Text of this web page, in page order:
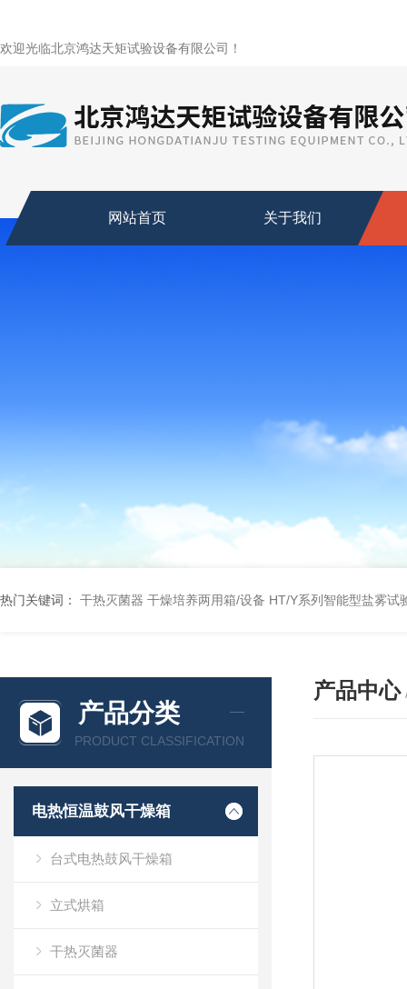
欢迎光临北京鸿达天矩试验设备有限公司！
网站首页 关于我们
热门关键词： 干热灭菌器 干燥培养两用箱/设备 HT/Y系列智能型盐雾试
产品分类
PRODUCT CLASSIFICATION
电热恒温鼓风干燥箱
台式电热鼓风干燥箱
立式烘箱
干热灭菌器
产品中心